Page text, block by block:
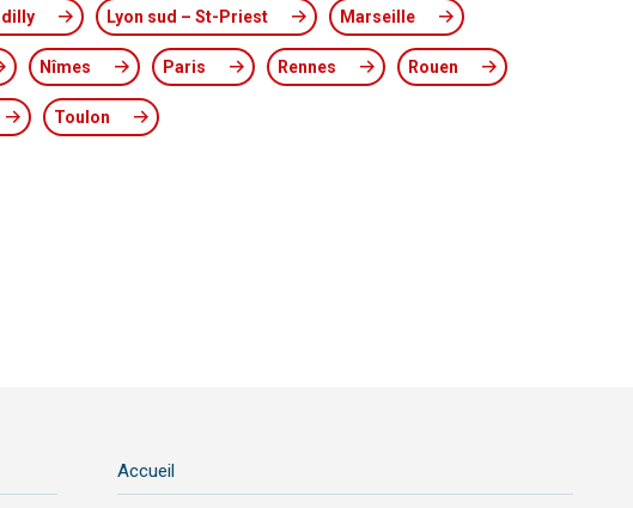
Lyon sud – St-Priest Marseille
Nîmes Paris Rennes Rouen
Toulon
Accueil